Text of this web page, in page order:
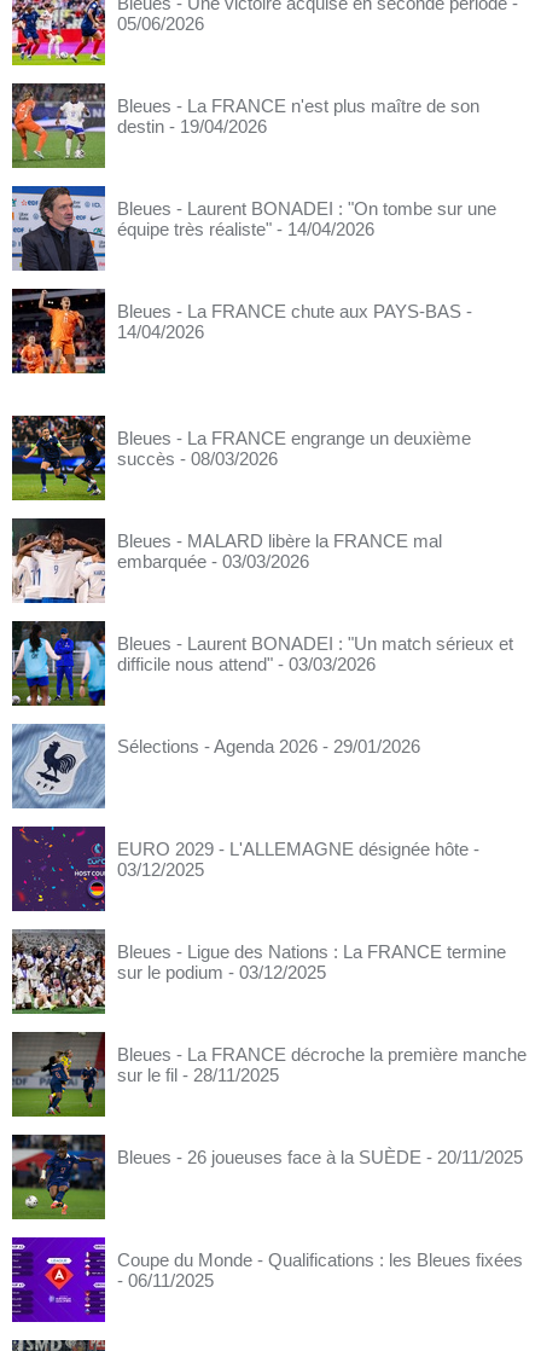
05/06/2026
Bleues - La FRANCE n'est plus maître de son
destin - 19/04/2026
Bleues - Laurent BONADEI : "On tombe sur une
équipe très réaliste" - 14/04/2026
Bleues - La FRANCE chute aux PAYS-BAS -
14/04/2026
Bleues - La FRANCE engrange un deuxième
succès - 08/03/2026
Bleues - MALARD libère la FRANCE mal
embarquée - 03/03/2026
Bleues - Laurent BONADEI : "Un match sérieux et
difficile nous attend" - 03/03/2026
Sélections - Agenda 2026 - 29/01/2026
EURO 2029 - L'ALLEMAGNE désignée hôte -
03/12/2025
Bleues - Ligue des Nations : La FRANCE termine
sur le podium - 03/12/2025
Bleues - La FRANCE décroche la première manche
sur le fil - 28/11/2025
Bleues - 26 joueuses face à la SUÈDE - 20/11/2025
Coupe du Monde - Qualifications : les Bleues fixées
- 06/11/2025